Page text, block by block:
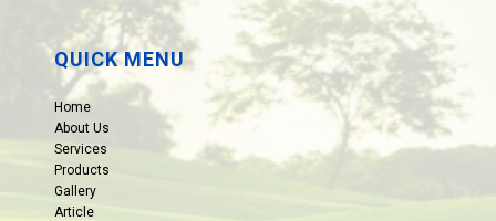
QUICK MENU
Home
About Us
Services
Products
Gallery
Article